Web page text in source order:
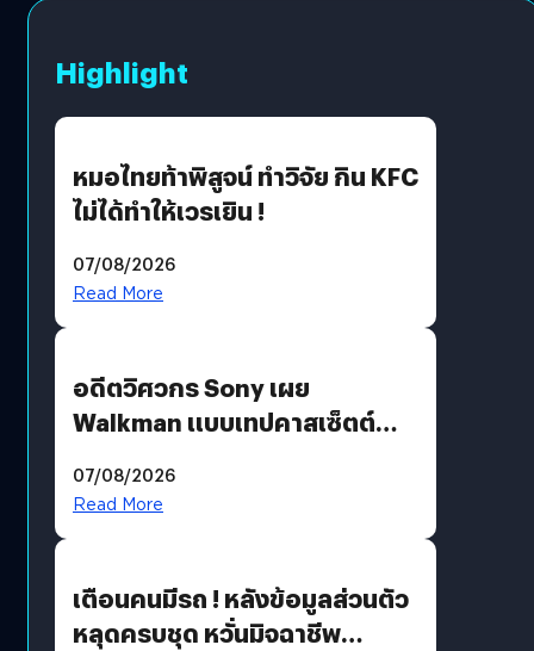
Highlight
หมอไทยท้าพิสูจน์ ทำวิจัย กิน KFC
ไม่ได้ทำให้เวรเยิน !
07/08/2026
Read More
อดีตวิศวกร Sony เผย
Walkman แบบเทปคาสเซ็ตต์
07/08/2026
Read More
เตือนคนมีรถ ! หลังข้อมูลส่วนตัว
หลุดครบชุด หวั่นมิจฉาชีพ